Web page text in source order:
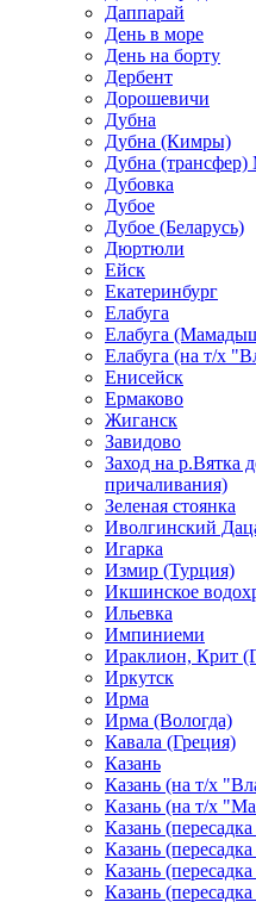
Даппарай
День в море
День на борту
Дербент
Дорошевичи
Дубна
Дубна (Кимры)
Дубна (трансфер)
Дубовка
Дубое
Дубое (Беларусь)
Дюртюли
Ейск
Екатеринбург
Елабуга
Елабуга
Елабуга (на т/х
Енисейск
Ермаково
Жиганск
Завидово
Заход на р.Вятка
причаливания)
Зеленая стоянка
Иволгинский
Игарка
Измир (Турция)
Икшинское
Ильевка
Импиниеми
Ираклион, Крит
Иркутск
Ирма
Ирма (Вологда)
Кавала (Греция)
Казань
Казань (на т/х
Казань (на т/х
Казань
Казань
Казань
Казань